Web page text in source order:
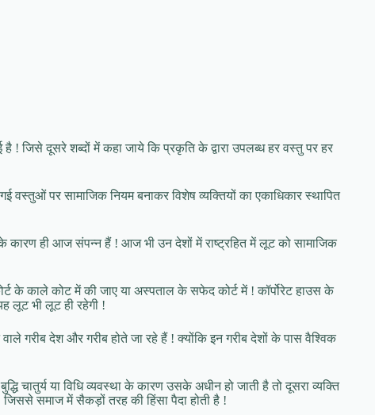
जिसे दूसरे शब्दों में कहा जाये कि प्रकृति के द्वारा उपलब्ध हर वस्तु पर हर
वस्तुओं पर सामाजिक नियम बनाकर विशेष व्यक्तियों का एकाधिकार स्थापित
कारण ही आज संपन्न हैं ! आज भी उन देशों में राष्ट्रहित में लूट को सामाजिक
के काले कोट में की जाए या अस्पताल के सफेद कोर्ट में ! कॉर्पोरेट हाउस के
लूट भी लूट ही रहेगी !
गरीब देश और गरीब होते जा रहे हैं ! क्योंकि इन गरीब देशों के पास वैश्विक
चातुर्य या विधि व्यवस्था के कारण उसके अधीन हो जाती है तो दूसरा व्यक्ति
समाज में सैकड़ों तरह की हिंसा पैदा होती है !